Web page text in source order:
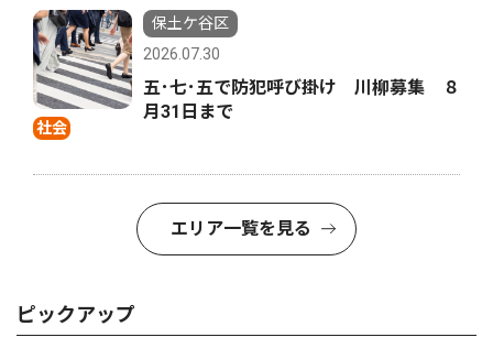
社会
保土ケ谷区
2026.07.30
五･七･五で防犯呼び掛け 川柳募集 ８
月31日まで
エリア一覧を見る
ピックアップ